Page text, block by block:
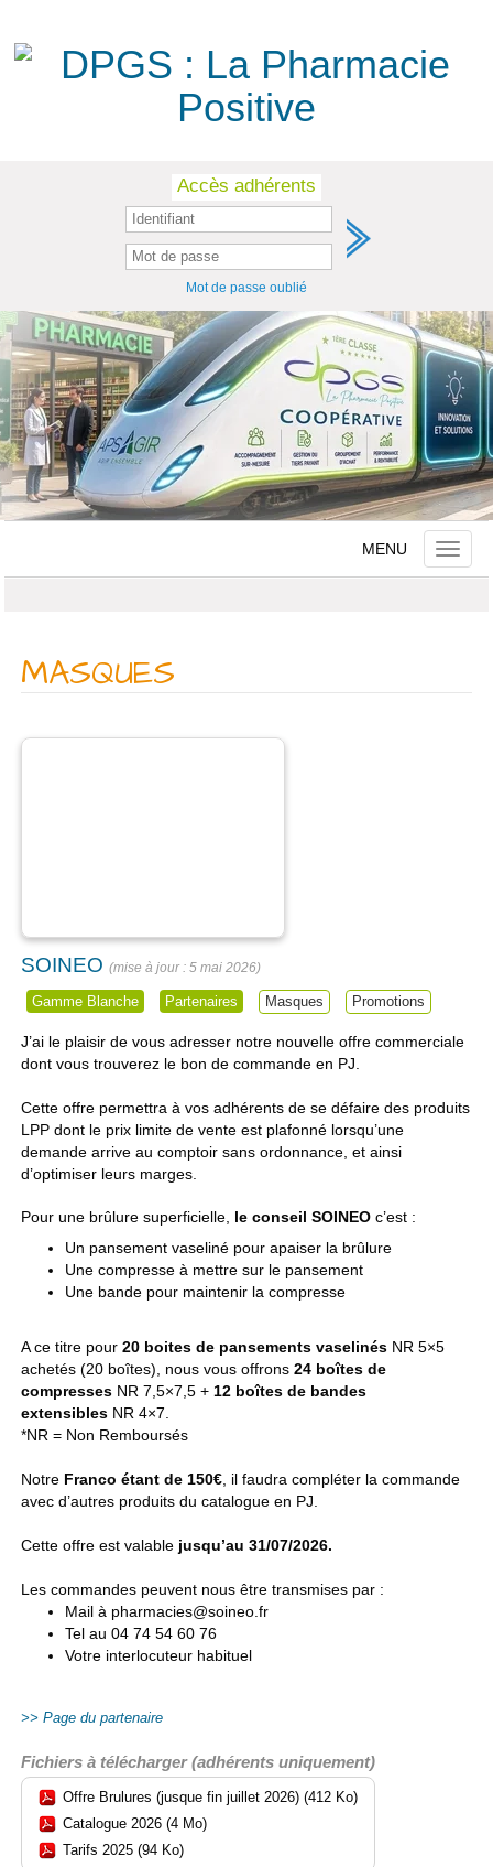
Accès adhérents
Mot de passe oublié
Toggle
MENU
MASQUES
SOINEO 5 mai 2026
Gamme Blanche Partenaires Masques Promotions
J’ai le plaisir de vous adresser notre nouvelle offre commerciale
dont vous trouverez le bon de commande en PJ.
Cette offre permettra à vos adhérents de se défaire des produits
LPP dont le prix limite de vente est plafonné lorsqu’une
demande arrive au comptoir sans ordonnance, et ainsi
d’optimiser leurs marges.
Pour une brûlure superficielle, le conseil SOINEO c’est :
Un pansement vaseliné pour apaiser la brûlure
Une compresse à mettre sur le pansement
Une bande pour maintenir la compresse
A ce titre pour 20 boites de pansements vaselinés NR 5×5
achetés (20 boîtes), nous vous offrons 24 boîtes de
compresses NR 7,5×7,5 + 12 boîtes de bandes
extensibles NR 4×7.
*NR = Non Remboursés
Notre Franco étant de 150€ , il faudra compléter la commande
avec d’autres produits du catalogue en PJ.
Cette offre est valable jusqu’au 31/07/2026.
Les commandes peuvent nous être transmises par :
Mail à pharmacies@soineo.fr
Tel au 04 74 54 60 76
Votre interlocuteur habituel
Page du partenaire
Fichiers à télécharger (adhérents uniquement)
Offre Brulures (jusque fin juillet 2026) (412 Ko)
Catalogue 2026 (4 Mo)
Tarifs 2025 (94 Ko)